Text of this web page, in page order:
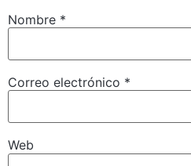
Nombre *
Correo electrónico *
Web